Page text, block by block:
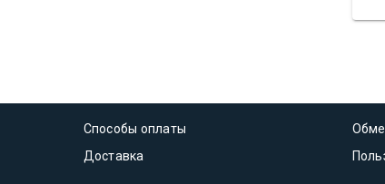
Способы оплаты
Доставка